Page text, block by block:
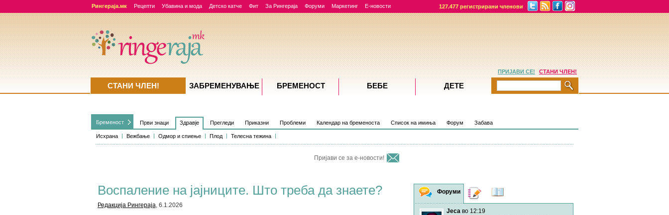
Рингераја.мк Рецепти Убавина и мода Детско катче Фит За Рингераја Форуми Маркетинг Е-новости 127.477 регистрирани членови
Бременост Први знаци Здравје
Исхрана Вежбање Одмор и спиење Плод Телесна тежина
Прегледи Приказни Проблеми Календар на бременоста Список на имиња Форум Забава
Пријави се за е-новости!
Воспаление на јајниците. Што треба да знаете?
Редакција Рингераја, 6.1.2026
Форуми Дневници
Jecaво 12:19
ПРИЈАВИ СЕ! СТАНИ ЧЛЕН!
СТАНИ ЧЛЕН! ЗАБРЕМЕНУВАЊE БРЕМЕНОСТ БЕБЕ ДЕТЕ